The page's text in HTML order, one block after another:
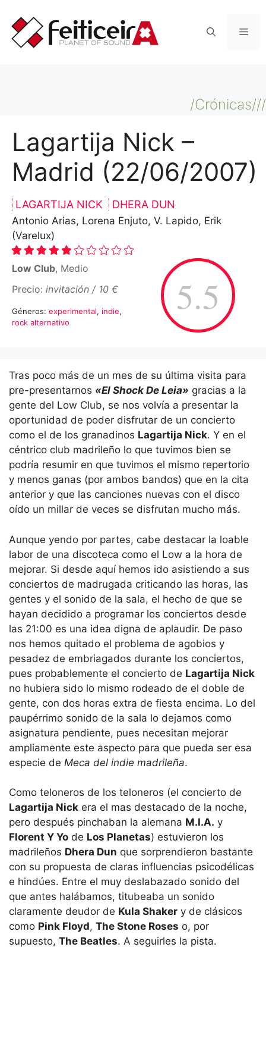
contenido
/Crónicas///
Lagartija Nick –
Madrid (22/06/2007)
LAGARTIJA NICK DHERA DUN
Antonio Arias, Lorena Enjuto, V. Lapido, Erik
(Varelux)
5.5
Low Club, Medio
Precio: invitación / 10 €
Géneros: experimental, indie,
rock alternativo
Tras poco más de un mes de su última visita para
pre-presentarnos «El Shock De Leia» gracias a la
gente del Low Club, se nos volvía a presentar la
oportunidad de poder disfrutar de un concierto
como el de los granadinos Lagartija Nick. Y en el
céntrico club madrileño lo que tuvimos bien se
podría resumir en que tuvimos el mismo repertorio
y menos ganas (por ambos bandos) que en la cita
anterior y que las canciones nuevas con el disco
oído un millar de veces se disfrutan mucho más.
Aunque yendo por partes, cabe destacar la loable
labor de una discoteca como el Low a la hora de
mejorar. Si desde aquí hemos ido asistiendo a sus
conciertos de madrugada criticando las horas, las
gentes y el sonido de la sala, el hecho de que se
hayan decidido a programar los conciertos desde
las 21:00 es una idea digna de aplaudir. De paso
nos hemos quitado el problema de agobios y
pesadez de embriagados durante los conciertos,
pues probablemente el concierto de Lagartija Nick
no hubiera sido lo mismo rodeado de el doble de
gente, con dos horas extra de fiesta encima. Lo del
paupérrimo sonido de la sala lo dejamos como
asignatura pendiente, pues necesitan mejorar
ampliamente este aspecto para que pueda ser esa
especie de Meca del indie madrileña.
Como teloneros de los teloneros (el concierto de
Lagartija Nick era el mas destacado de la noche,
pero después pinchaban la alemana M.I.A. y
Florent Y Yo de Los Planetas) estuvieron los
madrileños Dhera Dun que sorprendieron bastante
con su propuesta de claras influencias psicodélicas
e hindúes. Entre el muy deslabazado sonido del
que antes halábamos, titubeaba un sonido
claramente deudor de Kula Shaker y de clásicos
como Pink Floyd, The Stone Roses o, por
supuesto, The Beatles. A seguirles la pista.